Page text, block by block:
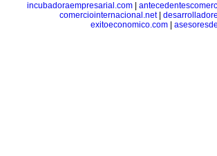
incubadoraempresarial.com
comerciointernacional.net|
exitoeconomico.com|